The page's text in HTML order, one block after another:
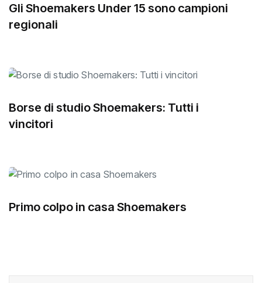
Gli Shoemakers Under 15 sono campioni
regionali
Borse di studio Shoemakers: Tutti i
vincitori
Primo colpo in casa Shoemakers